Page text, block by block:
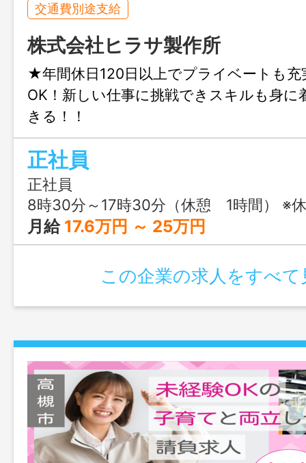
交通費別途支給
株式会社ヒラサ製作所
★年間休日120日以上でプライベートも
OK！新しい仕事に挑戦できスキルも身に
きる！！
正社員
正社員
8時30分～17時30分（休憩 1時間） ※休憩：12時～12時
月給 17.6万円 ～ 25万円
この企業の求人をすべて